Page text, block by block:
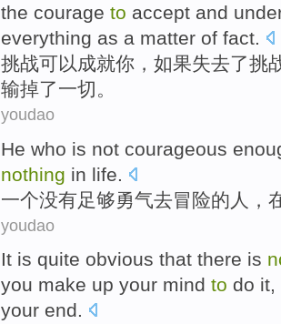
the courage to accept and
everything as a matter of fact.
挑战可以成就你 ， 如果失去了挑
输掉了一切。
youdao
He who is not courageous
nothing in life
一个没有足够勇气去冒险的人，
youdao
It is quite obvious that there is
you make up your mind to do it,
your end.